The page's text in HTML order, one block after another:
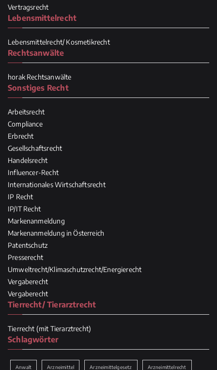
Vertragsrecht
Lebensmittelrecht
Lebensmittelrecht/ Kosmetikrecht
Rechtsanwälte
horak Rechtsanwälte
Sonstiges Recht
Arbeitsrecht
Compliance
Erbrecht
Gesellschaftsrecht
Handelsrecht
Influencer-Recht
Internationales Wirtschaftsrecht
IP Recht
IP/IT Recht
Markenanmeldung
Markenanmeldung in Österreich
Patentschutz
Presserecht
Umweltrecht/Klimaschutzrecht/Energierecht
Vergaberecht
Vergaberecht
Tierrecht/ Tierarztrecht
Tierrecht (mit Tierarztrecht)
Schlagwörter
Anwalt Arzneimittel Arzneimittelgesetz Arzneimittelrecht